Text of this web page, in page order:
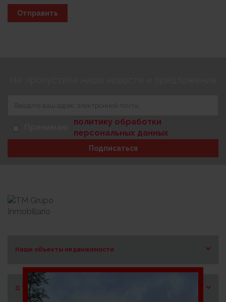
Отправить
политику обработки
персональных данных
Подписаться
Наши объекты недвижимости
Costa Blanca Norte
Costa Blanca Sur
Costa de Almería
О ТМ